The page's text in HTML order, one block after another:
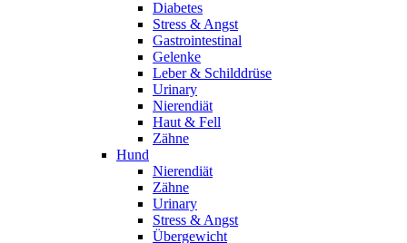
Diabetes
Stress & Angst
Gastrointestinal
Gelenke
Leber & Schilddrüse
Urinary
Nierendiät
Haut & Fell
Zähne
Hund
Nierendiät
Zähne
Urinary
Stress & Angst
Übergewicht